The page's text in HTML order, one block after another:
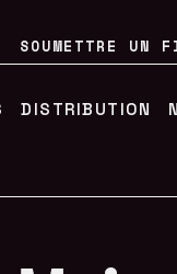
SOUMETTRE UN
DISTRIBUTION